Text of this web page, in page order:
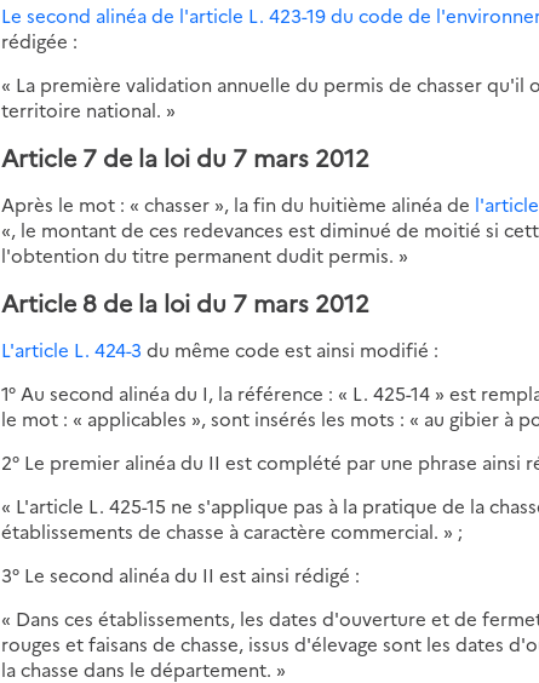
Le second alinéa de l'article L. 423-19 du code de
rédigée :
« La première validation annuelle du permis de chasser
territoire national. »
Article 7 de la loi du 7 mars 2012
Après le mot : « chasser », la fin du huitième alinéa de l'article
«, le montant de ces redevances est diminué de moitié si
l'obtention du titre permanent dudit permis. »
Article 8 de la loi du 7 mars 2012
L'article L. 424-3 du même code est ainsi modifié :
1° Au second alinéa du I, la référence : « L. 425-14 » est
le mot : « applicables », sont insérés les mots : « au gibier à
2° Le premier alinéa du II est complété par une phrase ainsi
« L'article L. 425-15 ne s'applique pas à la pratique de la
établissements de chasse à caractère commercial. » ;
3° Le second alinéa du II est ainsi rédigé :
« Dans ces établissements, les dates d'ouverture et de
rouges et faisans de chasse, issus d'élevage sont les dates
la chasse dans le département. »